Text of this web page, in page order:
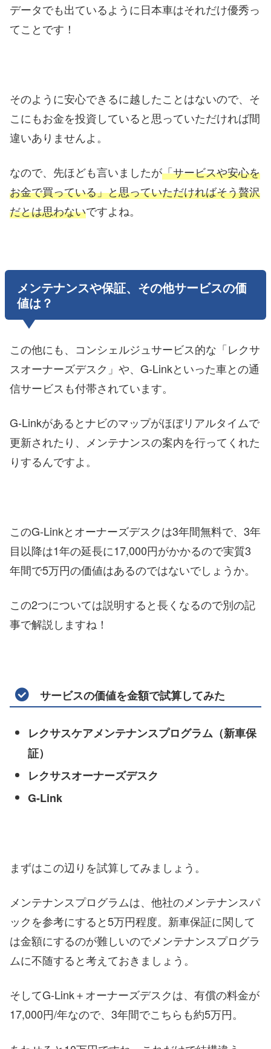
データでも出ているように日本車はそれだけ優秀っ
てことです！
そのように安心できるに越したことはないので、そ
こにもお金を投資していると思っていただければ間
違いありませんよ。
なので、先ほども言いましたが「サービスや安心を
お金で買っている」と思っていただければそう贅沢
だとは思わないですよね。
メンテナンスや保証、その他サービスの価
値は？
この他にも、コンシェルジュサービス的な「レクサ
スオーナーズデスク」や、G-Linkといった車との通
信サービスも付帯されています。
G-Linkがあるとナビのマップがほぼリアルタイムで
更新されたり、メンテナンスの案内を行ってくれた
りするんですよ。
このG-Linkとオーナーズデスクは3年間無料で、3年
目以降は1年の延長に17,000円がかかるので実質3
年間で5万円の価値はあるのではないでしょうか。
この2つについては説明すると長くなるので別の記
事で解説しますね！
サービスの価値を金額で試算してみた
レクサスケアメンテナンスプログラム（新車保
証）
レクサスオーナーズデスク
G-Link
まずはこの辺りを試算してみましょう。
メンテナンスプログラムは、他社のメンテナンスパ
ックを参考にすると5万円程度。新車保証に関して
は金額にするのが難しいのでメンテナンスプログラ
ムに不随すると考えておきましょう。
そしてG-Link＋オーナーズデスクは、有償の料金が
17,000円/年なので、3年間でこちらも約5万円。